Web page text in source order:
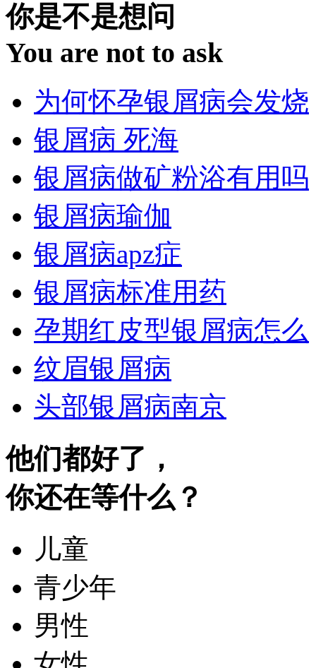
你是不是想问
You are not to ask
为何怀孕银屑病会发烧
银屑病 死海
银屑病做矿粉浴有用吗
银屑病瑜伽
银屑病apz症
银屑病标准用药
孕期红皮型银屑病怎么
纹眉银屑病
头部银屑病南京
他们都好了，
你还在等什么？
儿童
青少年
男性